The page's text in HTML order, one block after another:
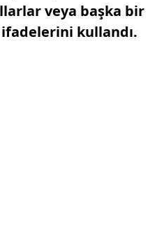
veya başka bir
kullandı.